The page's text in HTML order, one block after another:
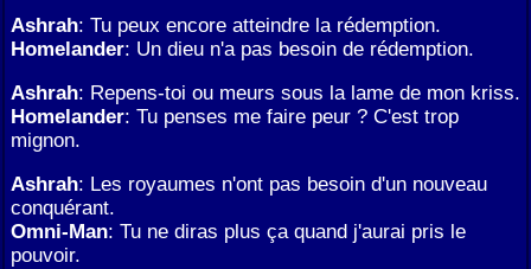
Ashrah: Tu peux encore atteindre la rédemption.
Homelander: Un dieu n'a pas besoin de rédemption.
Ashrah: Repens-toi ou meurs sous la lame de mon kriss.
Homelander: Tu penses me faire peur ? C'est trop
mignon.
Ashrah: Les royaumes n'ont pas besoin d'un nouveau
conquérant.
Omni-Man: Tu ne diras plus ça quand j'aurai pris le
pouvoir.